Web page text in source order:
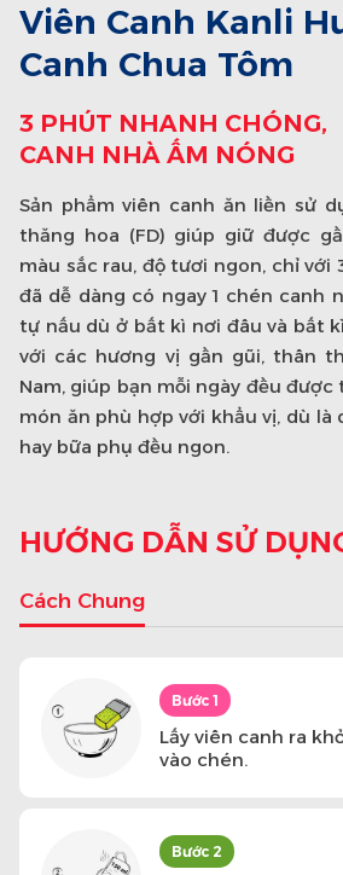
Viên Canh Kanli
Canh Chua Tôm
3 PHÚT NHANH CHÓNG,
CANH NHÀ ẤM NÓNG
Sản phẩm viên canh ăn liền sử
thăng hoa (FD) giúp giữ được
màu sắc rau, độ tươi ngon, chỉ với
đã dễ dàng có ngay 1 chén canh
tự nấu dù ở bất kì nơi đâu và bất
với các hương vị gần gũi, thân
Nam, giúp bạn mỗi ngày đều
món ăn phù hợp với khẩu vị, dù là
hay bữa phụ đều ngon.
Viên Canh Kanli
Khoai Mỡ Nấu Tôm
3 PHÚT NHANH CHÓNG,
CANH NHÀ ẤM NÓNG
Sản phẩm viên canh ăn liền sử
thăng hoa (FD) giúp giữ được
màu sắc rau, độ tươi ngon, chỉ với
đã dễ dàng có ngay 1 chén canh
tự nấu dù ở bất kì nơi đâu và bất
với các hương vị gần gũi, thân
Nam, giúp bạn mỗi ngày đều
món ăn phù hợp với khẩu vị, dù là
hay bữa phụ đều ngon.
HƯỚNG DẪN SỬ
Cách Chung
Bước 1
Lấy viên canh ra
vào chén.
Bước 2